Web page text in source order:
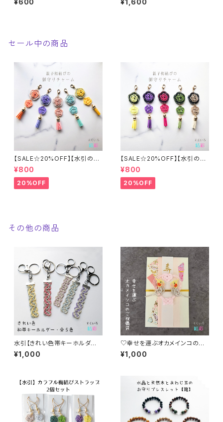
への変更可
¥600 ¥1,600
セール中の商品
【SALE☆20%OFF】【水引の親
子梅結びの御守りチャーム②】
全５色
¥800
20%OFF
【SALE☆20%OFF】【水引の親
子梅結びの御守りチャーム①】
全５色 推し活
¥800
20%OFF
その他の商品
水引【きれい色帯キーホルダー・
全５色】おしゃれ 和装 着
物 男女兼用
¥1,000
♡幸せを運ぶオカメインコのご
祝儀袋♡ お祝い 結婚祝い 新築
祝い 出産祝い 水引
¥1,000